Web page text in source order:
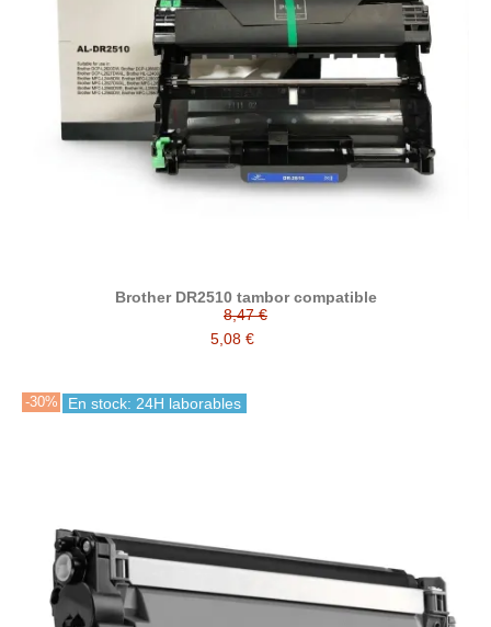
Brother DR2510 tambor compatible
8,47 €
5,08 €
-30% En stock: 24H laborables